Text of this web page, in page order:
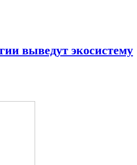
выведут экосистему